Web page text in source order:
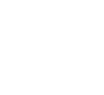
estetică
sugestie,
text la
universal